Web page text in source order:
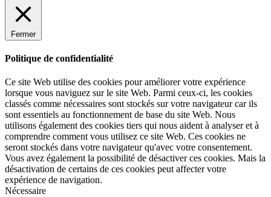
Fermer
Politique de confidentialité
Ce site Web utilise des cookies pour améliorer votre expérience
lorsque vous naviguez sur le site Web. Parmi ceux-ci, les cookies
classés comme nécessaires sont stockés sur votre navigateur car ils
sont essentiels au fonctionnement de base du site Web. Nous
utilisons également des cookies tiers qui nous aident à analyser et à
comprendre comment vous utilisez ce site Web. Ces cookies ne
seront stockés dans votre navigateur qu'avec votre consentement.
Vous avez également la possibilité de désactiver ces cookies. Mais la
désactivation de certains de ces cookies peut affecter votre
expérience de navigation.
Nécessaire